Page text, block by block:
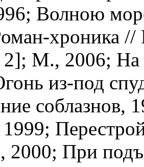
Волною
хроника
2]; М., 2006; На
из-под
2000; При